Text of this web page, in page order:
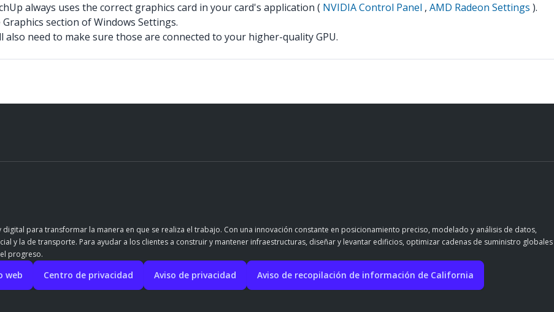
always uses the correct graphics card in your card's application ( NVIDIA Control Panel , AMD Radeon Settings ).
section of Windows Settings.
need to make sure those are connected to your higher-quality GPU.
para transformar la manera en que se realiza el trabajo. Con una innovación constante en posicionamiento preciso, modelado y análisis de datos,
y la de transporte. Para ayudar a los clientes a construir y mantener infraestructuras, diseñar y levantar edificios, optimizar cadenas de suministro globales
progreso.
web Centro de privacidad Aviso de privacidad Aviso de recopilación de información de California